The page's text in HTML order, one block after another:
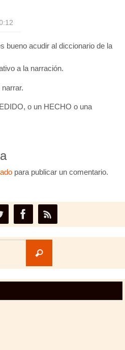
bueno acudir al diccionario de la
a la narración.
o un HECHO o una
para publicar un comentario.
Buscar